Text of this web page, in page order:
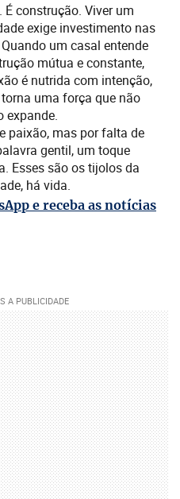
construção. Viver um
exige investimento nas
um casal entende
mútua e constante,
é nutrida com intenção,
uma força que não
expande.
paixão, mas por falta de
gentil, um toque
Esses são os tijolos da
há vida.
e receba as notícias